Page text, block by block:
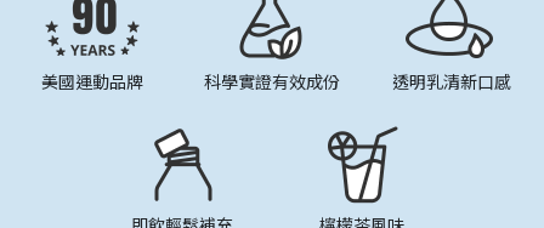
美國運動品牌 科學實證有效成份 透明乳清新口感